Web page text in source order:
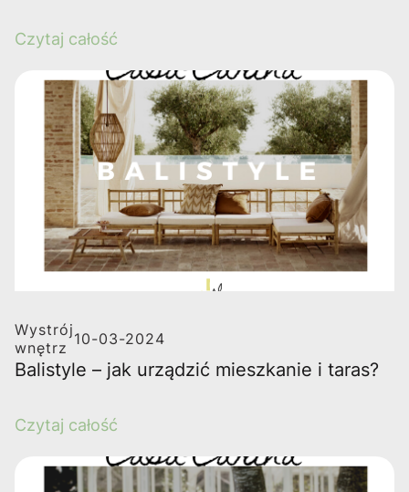
Czytaj całość
Wystrój
wnętrz 10-03-2024
Balistyle – jak urządzić mieszkanie i taras?
Czytaj całość